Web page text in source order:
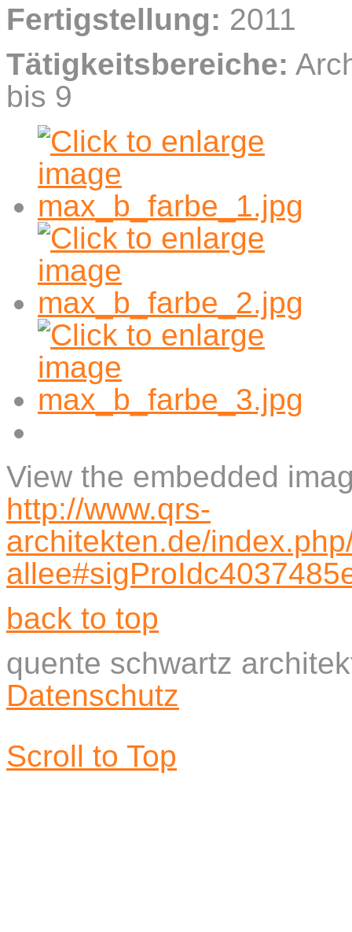
Fertigstellung: 2011
Tätigkeitsbereiche:
bis 9
View the embedded
http://www.qrs-
architekten.de/
back to top
quente schwartz
Datenschutz
Scroll to Top